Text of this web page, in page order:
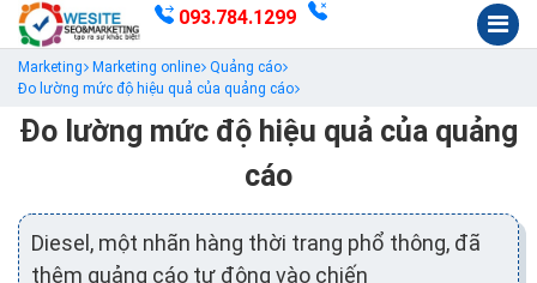
093.784.1299
Marketing Marketing online Quảng cáo
Đo lường mức độ hiệu quả của quảng cáo
Đo lường mức độ hiệu quả của quảng
cáo
Diesel, một nhãn hàng thời trang phổ thông, đã
thêm quảng cáo tự động vào chiến